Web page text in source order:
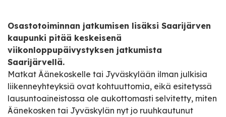
Osastotoiminnan jatkumisen lisäksi Saarijärven
kaupunki pitää keskeisenä
viikonloppupäivystyksen jatkumista
Saarijärvellä.
Matkat Äänekoskelle tai Jyväskylään ilman julkisia
liikenneyhteyksiä ovat kohtuuttomia, eikä esitetyssä
lausuntoaineistossa ole aukottomasti selvitetty, miten
Äänekosken tai Jyväskylän nyt jo ruuhkautunut